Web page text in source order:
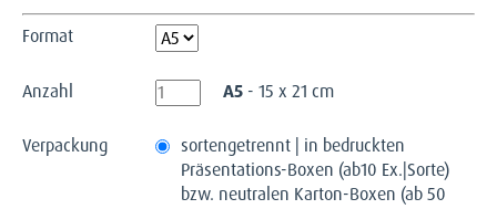
Format
Anzahl A5 - 15 x 21 cm
Verpackung
sortengetrennt | in bedruckten
Präsentations-Boxen (ab10 Ex.|Sorte)
bzw. neutralen Karton-Boxen (ab 50